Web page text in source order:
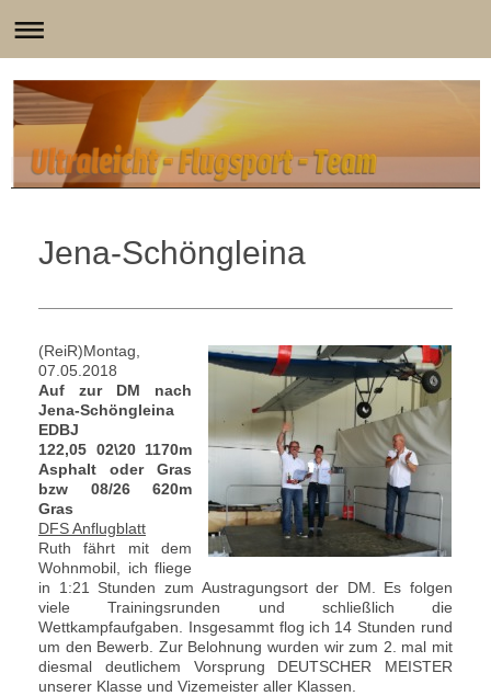
Jena-Schöngleina
(ReiR)Montag,
07.05.2018
Auf zur DM nach
Jena-Schöngleina
EDBJ
122,05 02\20 1170m
Asphalt oder Gras
bzw 08/26 620m
Gras
DFS Anflugblatt
Ruth fährt mit dem
Wohnmobil, ich fliege
in 1:21 Stunden zum Austragungsort der DM. Es folgen
viele Trainingsrunden und schließlich die
Wettkampfaufgaben. Insgesammt flog ich 14 Stunden rund
um den Bewerb. Zur Belohnung wurden wir zum 2. mal mit
diesmal deutlichem Vorsprung DEUTSCHER MEISTER
unserer Klasse und Vizemeister aller Klassen.